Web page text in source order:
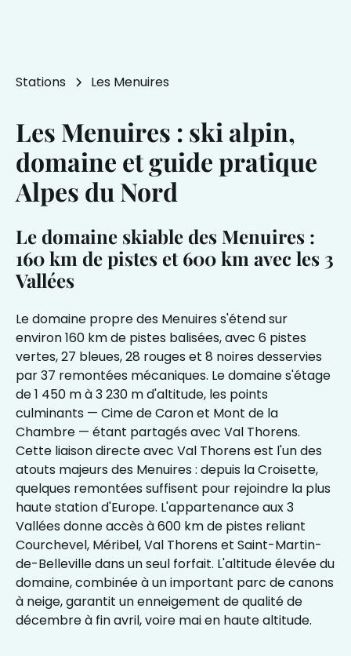
Stations Les Menuires
Les Menuires : ski alpin,
domaine et guide pratique
Alpes du Nord
Le domaine skiable des Menuires :
160 km de pistes et 600 km avec les 3
Vallées
Le domaine propre des Menuires s'étend sur
environ 160 km de pistes balisées, avec 6 pistes
vertes, 27 bleues, 28 rouges et 8 noires desservies
par 37 remontées mécaniques. Le domaine s'étage
de 1 450 m à 3 230 m d'altitude, les points
culminants — Cime de Caron et Mont de la
Chambre — étant partagés avec Val Thorens.
Cette liaison directe avec Val Thorens est l'un des
atouts majeurs des Menuires : depuis la Croisette,
quelques remontées suffisent pour rejoindre la plus
haute station d'Europe. L'appartenance aux 3
Vallées donne accès à 600 km de pistes reliant
Courchevel, Méribel, Val Thorens et Saint-Martin-
de-Belleville dans un seul forfait. L'altitude élevée du
domaine, combinée à un important parc de canons
à neige, garantit un enneigement de qualité de
décembre à fin avril, voire mai en haute altitude.